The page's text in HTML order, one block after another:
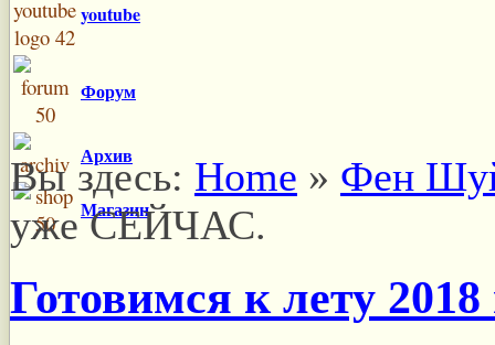
youtube
Форум
Архив
Магазин
Вы здесь: Home » Фен
уже СЕЙЧАС.
Готовимся к лету